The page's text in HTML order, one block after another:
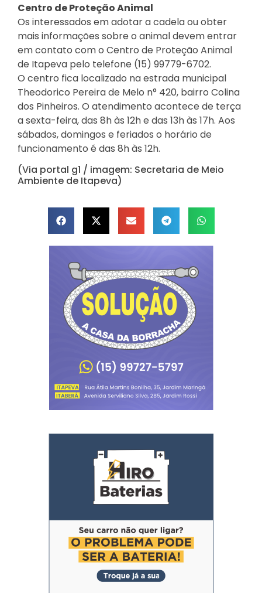
Centro de Proteção Animal
Os interessados em adotar a cadela ou obter
mais informações sobre o animal devem entrar
em contato com o Centro de Proteção Animal
de Itapeva pelo telefone (15) 99779-6702.
O centro fica localizado na estrada municipal
Theodorico Pereira de Melo n° 420, bairro Colina
dos Pinheiros. O atendimento acontece de terça
a sexta-feira, das 8h às 12h e das 13h às 17h. Aos
sábados, domingos e feriados o horário de
funcionamento é das 8h às 12h.
(Via portal g1 / imagem: Secretaria de Meio
Ambiente de Itapeva)